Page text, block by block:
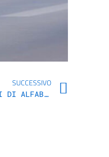
SUCCESSIVO
BUSSOLA DIGITALE, AL VIA I CORSI DI ALFABETIZZAZIONE DIGITALE NEI CENTRI DI FACILITAZIONE DELLE MARCHE